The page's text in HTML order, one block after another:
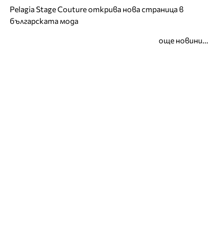
Pelagia Stage Couture открива нова страница в
българската мода
още новини...